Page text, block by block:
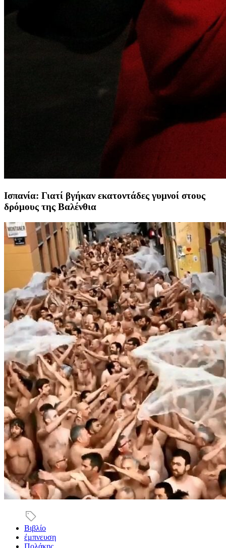
Ισπανία: Γιατί βγήκαν εκατοντάδες γυμνοί στους
δρόμους της Βαλένθια
Βιβλίο
έμπνευση
Πολάκης